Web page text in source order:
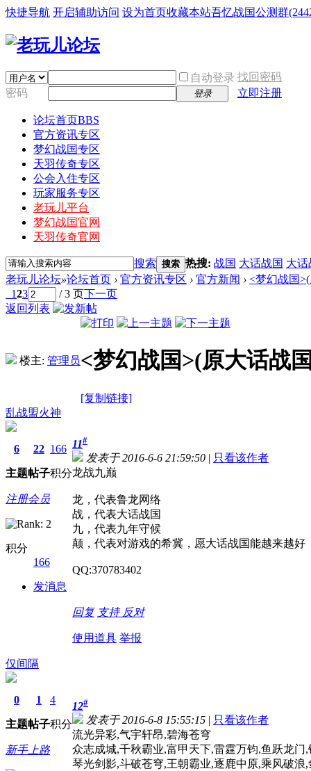
快捷导航 开启辅助访问 设为首页收藏本站吾忆战国公测群
自动登录 找回密码
密码
登录 立即注册
论坛首页BBS
官方资讯专区
梦幻战国专区
天羽传奇专区
公会入住专区
玩家服务专区
老玩儿平台
梦幻战国官网
天羽传奇官网
搜索 搜索 热搜: 战国 大话战国 大话
老玩儿论坛»论坛首页 › 官方资讯专区 › 官方新闻 › <梦幻战国
123 / 3 页下一页
返回列表
楼主: 管理员<梦幻战国>(原大话战
[复制链接]
乱战盟火神
6
主题
22
帖子
166
积分
注册会员
积分
166
发消息
11#
发表于 2016-6-6 21:59:50 | 只看该作者
龙战九巅
龙，代表鲁龙网络
战，代表大话战国
九，代表九年守候
颠，代表对游戏的希冀，愿大话战国能越来越好
QQ:370783402
回复 支持 反对
使用道具 举报
仅间隔
0
主题
1
帖子
4
积分
新手上路
12#
发表于 2016-6-8 15:55:15 | 只看该作者
流光异彩,气宇轩昂,碧海苍穹
众志成城,千秋霸业,富甲天下,雷霆万钧,鱼跃龙门
琴光剑影,斗破苍穹,王朝霸业,逐鹿中原,乘风破